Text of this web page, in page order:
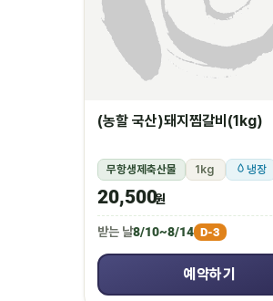
(농할 국산)돼지찜갈비(1kg)
무항생제축산물 1kg 냉장
20,500원
받는 날8/10~8/14 D-3
예약하기